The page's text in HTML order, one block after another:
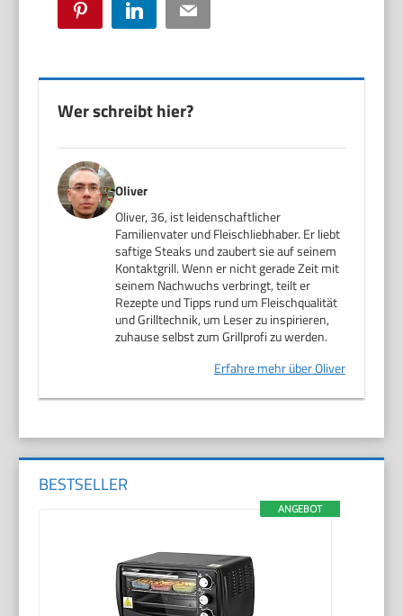
Pinterest LinkedIn Email
Wer schreibt hier?
Oliver
Oliver, 36, ist leidenschaftlicher
Familienvater und Fleischliebhaber. Er liebt
saftige Steaks und zaubert sie auf seinem
Kontaktgrill. Wenn er nicht gerade Zeit mit
seinem Nachwuchs verbringt, teilt er
Rezepte und Tipps rund um Fleischqualität
und Grilltechnik, um Leser zu inspirieren,
zuhause selbst zum Grillprofi zu werden.
Erfahre mehr über Oliver
BESTSELLER
ANGEBOT